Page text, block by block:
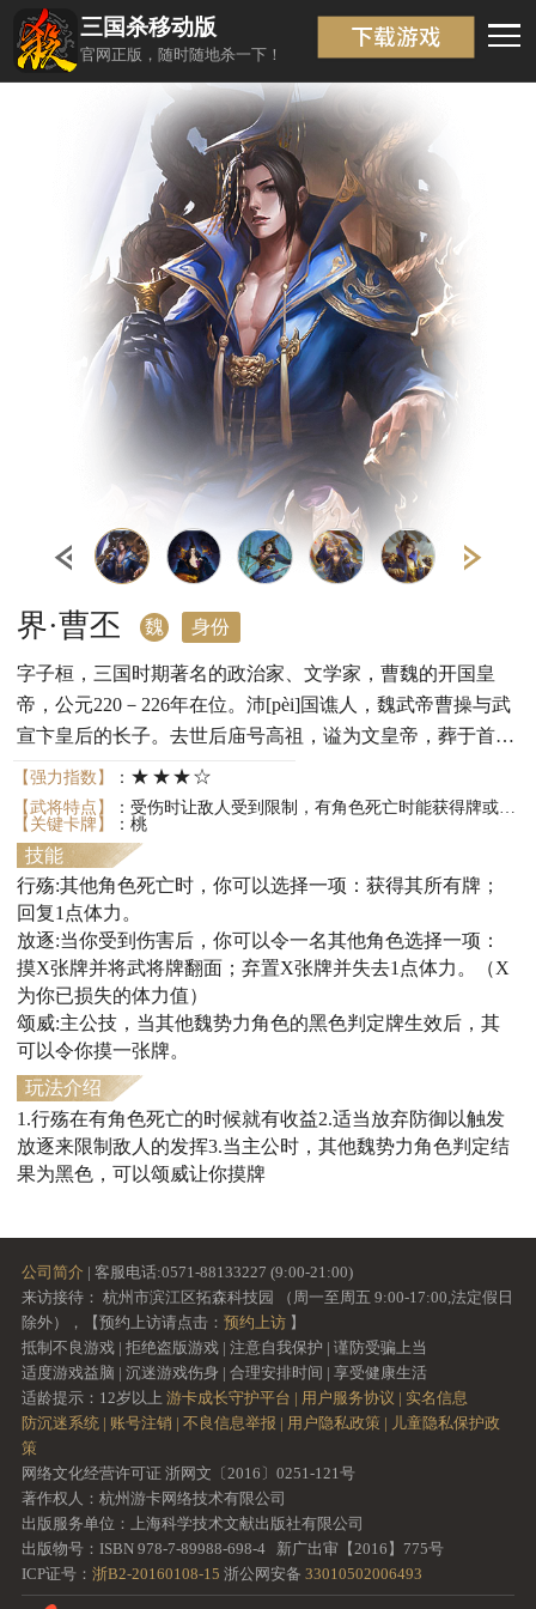
三国杀移动版
官网正版，随时随地杀一下！
返回
界·曹丕 魏 身份
字子桓，三国时期著名的政治家、文学家，曹魏的开国皇
帝，公元220－226年在位。沛[pèi]国谯人，魏武帝曹操与武
宣卞皇后的长子。去世后庙号高祖，谥为文皇帝，葬于首阳
陵。
【强力指数】 ： ★★★☆
【武将特点】
：受伤时让敌人受到限制，有角色死亡时能获得牌或回复体力；做主公时可以依靠队友进行判定获得好处。
【关键卡牌】
：桃
技能
行殇:其他角色死亡时，你可以选择一项：获得其所有牌；
回复1点体力。
放逐:当你受到伤害后，你可以令一名其他角色选择一项：
摸X张牌并将武将牌翻面；弃置X张牌并失去1点体力。（X
为你已损失的体力值）
颂威:主公技，当其他魏势力角色的黑色判定牌生效后，其
可以令你摸一张牌。
玩法介绍
1.行殇在有角色死亡的时候就有收益2.适当放弃防御以触发
放逐来限制敌人的发挥3.当主公时，其他魏势力角色判定结
果为黑色，可以颂威让你摸牌
公司简介 | 客服电话:0571-88133227 (9:00-21:00)
来访接待： 杭州市滨江区拓森科技园 （周一至周五 9:00-17:00,法定假日
除外），【预约上访请点击： 预约上访】
抵制不良游戏 | 拒绝盗版游戏 | 注意自我保护 | 谨防受骗上当
适度游戏益脑 | 沉迷游戏伤身 | 合理安排时间 | 享受健康生活
适龄提示：12岁以上 游卡成长守护平台 | 用户服务协议 | 实名信息
防沉迷系统 | 账号注销 | 不良信息举报 | 用户隐私政策 | 儿童隐私保护政
策
网络文化经营许可证 浙网文〔2016〕0251-121号
著作权人：杭州游卡网络技术有限公司
出版服务单位：上海科学技术文献出版社有限公司
出版物号：ISBN 978-7-89988-698-4 新广出审【2016】775号
ICP证号： 浙B2-20160108-15 浙公网安备 33010502006493